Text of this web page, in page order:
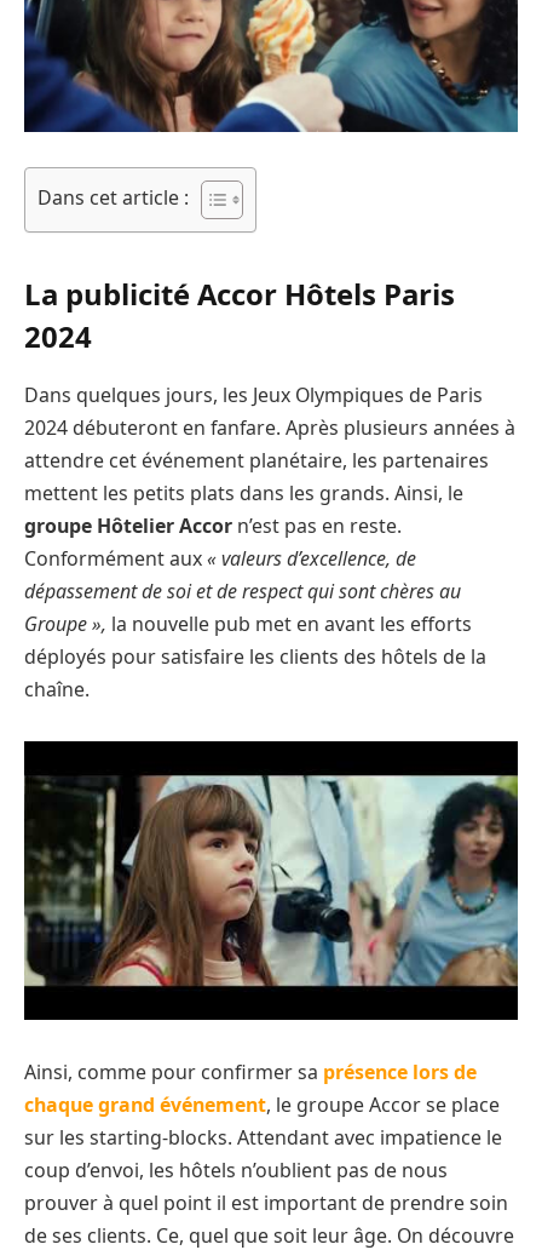
Dans cet article :
La publicité Accor Hôtels Paris
2024
Dans quelques jours, les Jeux Olympiques de Paris
2024 débuteront en fanfare. Après plusieurs années à
attendre cet événement planétaire, les partenaires
mettent les petits plats dans les grands. Ainsi, le
groupe Hôtelier Accor n’est pas en reste.
Conformément aux« valeurs d’excellence, de
dépassement de soi et de respect qui sont chères au
Groupe », la nouvelle pub met en avant les efforts
déployés pour satisfaire les clients des hôtels de la
chaîne.
Ainsi, comme pour confirmer sa présence lors de
chaque grand événement, le groupe Accor se place
sur les starting-blocks. Attendant avec impatience le
coup d’envoi, les hôtels n’oublient pas de nous
prouver à quel point il est important de prendre soin
de ses clients. Ce, quel que soit leur âge. On découvre